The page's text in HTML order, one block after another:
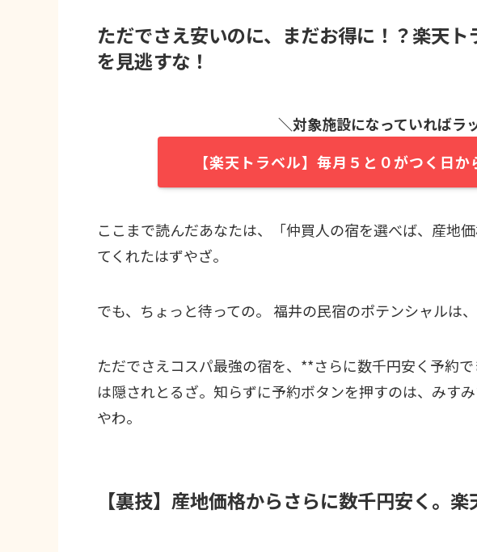
ただでさえ安いのに、まだお得に！？楽天ト
を見逃すな！
＼対象施設になっていればラ
【楽天トラベル】毎月５と０がつく日か
ここまで読んだあなたは、「仲買人の宿を選べば、産地
てくれたはずやざ。
でも、ちょっと待っての。 福井の民宿のポテンシャルは
ただでさえコスパ最強の宿を、**さらに数千円安く予約
は隠されとるざ。知らずに予約ボタンを押すのは、みす
やわ。
【裏技】産地価格からさらに数千円安く。